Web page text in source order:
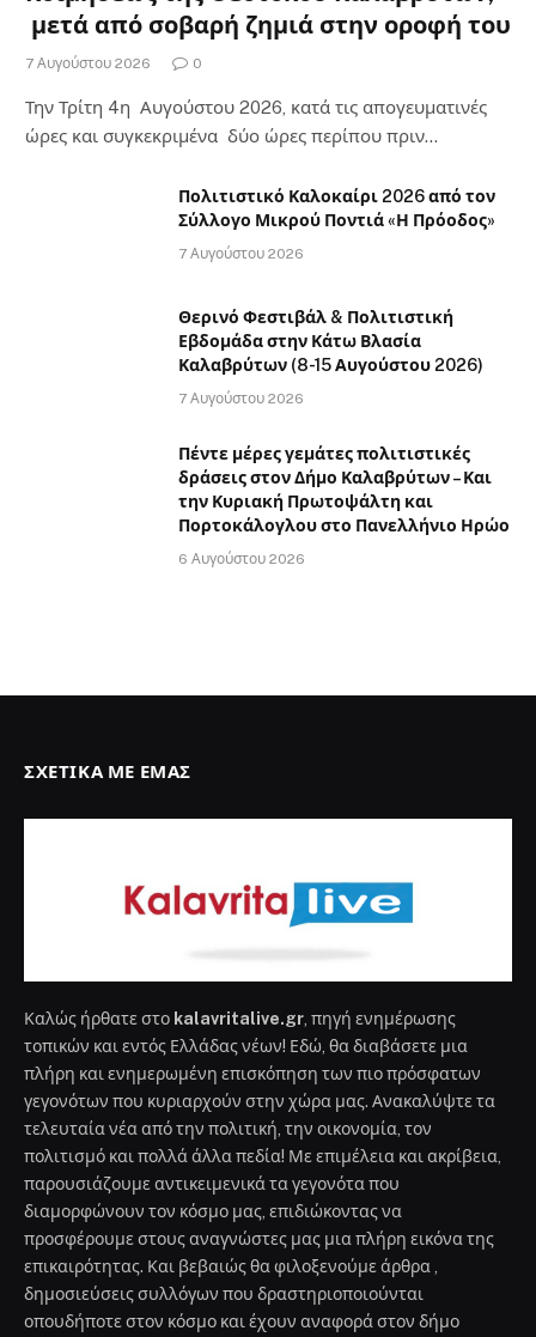
μετά από σοβαρή ζημιά στην οροφή του
7 Αυγούστου 2026 0
Την Τρίτη 4η Αυγούστου 2026, κατά τις απογευματινές
ώρες και συγκεκριμένα δύο ώρες περίπου πριν…
Πολιτιστικό Καλοκαίρι 2026 από τον
Σύλλογο Μικρού Ποντιά «Η Πρόοδος»
7 Αυγούστου 2026
Θερινό Φεστιβάλ & Πολιτιστική
Εβδομάδα στην Κάτω Βλασία
Καλαβρύτων (8-15 Αυγούστου 2026)
7 Αυγούστου 2026
Πέντε μέρες γεμάτες πολιτιστικές
δράσεις στον Δήμο Καλαβρύτων – Και
την Κυριακή Πρωτοψάλτη και
Πορτοκάλογλου στο Πανελλήνιο Ηρώο
6 Αυγούστου 2026
ΣΧΕΤΙΚΆ ΜΕ ΕΜΆΣ
Καλώς ήρθατε στο kalavritalive.gr , πηγή ενημέρωσης
τοπικών και εντός Ελλάδας νέων! Εδώ, θα διαβάσετε μια
πλήρη και ενημερωμένη επισκόπηση των πιο πρόσφατων
γεγονότων που κυριαρχούν στην χώρα μας. Ανακαλύψτε τα
τελευταία νέα από την πολιτική, την οικονομία, τον
πολιτισμό και πολλά άλλα πεδία! Με επιμέλεια και ακρίβεια,
παρουσιάζουμε αντικειμενικά τα γεγονότα που
διαμορφώνουν τον κόσμο μας, επιδιώκοντας να
προσφέρουμε στους αναγνώστες μας μια πλήρη εικόνα της
επικαιρότητας. Και βεβαιώς θα φιλοξενούμε άρθρα ,
δημοσιεύσεις συλλόγων που δραστηριοποιούνται
οπουδήποτε στον κόσμο και έχουν αναφορά στον δήμο